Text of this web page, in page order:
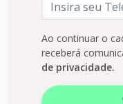
Ao continuar o
receberá
de privacidade.